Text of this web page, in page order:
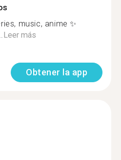
music, anime ✨
Leer más
Obtener la app